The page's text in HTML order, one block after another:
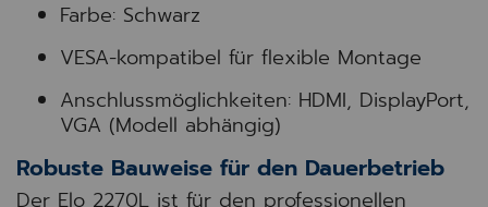
Farbe: Schwarz
VESA-kompatibel für flexible Montage
Anschlussmöglichkeiten: HDMI, DisplayPort,
VGA (Modell abhängig)
Robuste Bauweise für den Dauerbetrieb
Der Elo 2270L ist für den professionellen